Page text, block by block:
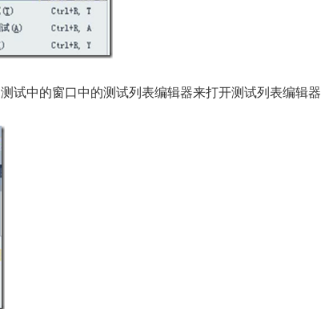
试中的窗口中的测试列表编辑器来打开测试列表编辑器